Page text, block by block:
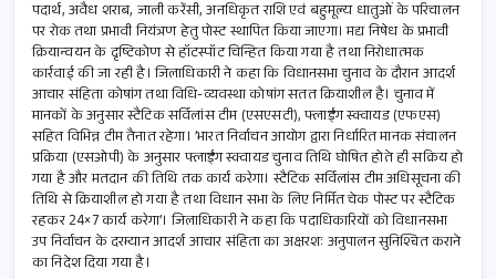
पदार्थ, अवैध शराब, जाली करेंसी, अनधिकृत राशि एवं बहुमूल्य धातुओं के परिचालन
पर रोक तथा प्रभावी नियंत्रण हेतु पोस्ट स्थापित किया जाएगा। मद्य निषेध के प्रभावी
क्रियान्वयन के दृष्टिकोण से हॉटस्पॉट चिन्हित किया गया है तथा निरोधात्मक
कार्रवाई की जा रही है। जिलाधिकारी ने कहा कि विधानसभा चुनाव के दौरान आदर्श
आचार संहिता कोषांग तथा विधि-व्यवस्था कोषांग सतत क्रियाशील है। चुनाव में
मानकों के अनुसार स्टैटिक सर्विलांस टीम (एसएसटी), फ्लाईंग स्क्वायड (एफएस)
सहित विभिन्न टीम तैनात रहेगा। ’भारत निर्वाचन आयोग द्वारा निर्धारित मानक संचालन
प्रक्रिया (एसओपी) के अनुसार फ्लाईंग स्क्वायड चुनाव तिथि घोषित होते ही सक्रिय हो
गया है और मतदान की तिथि तक कार्य करेगा। स्टैटिक सर्विलांस टीम अधिसूचना की
तिथि से क्रियाशील हो गया है तथा विधान सभा के लिए निर्मित चेक पोस्ट पर स्टैटिक
रहकर 24×7 कार्य करेगा’। जिलाधिकारी ने कहा कि पदाधिकारियों को विधानसभा
उप निर्वाचन के दरम्यान आदर्श आचार संहिता का अक्षरशः अनुपालन सुनिश्चित कराने
का निदेश दिया गया है।